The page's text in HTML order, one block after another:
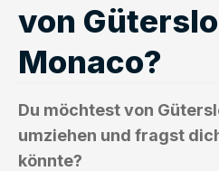
von
Monaco?
Du möchtest von
umziehen und fragst
könnte?